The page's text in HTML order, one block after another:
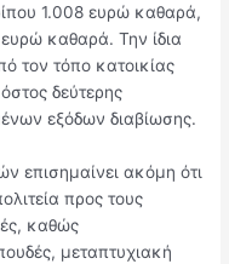
1.008 ευρώ καθαρά,
καθαρά. Την ίδια
τον τόπο κατοικίας
δεύτερης
εξόδων διαβίωσης.
επισημαίνει ακόμη ότι
προς τους
καθώς
μεταπτυχιακή